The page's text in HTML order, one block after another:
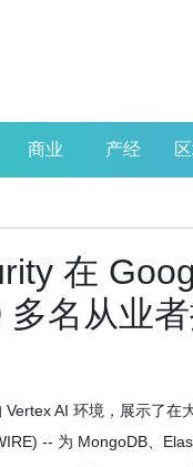
商业 产经
在
名从业
AI 环境，展示了
-- 为 MongoDB、